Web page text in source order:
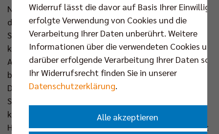
Nun dauert es keinen Monat mehr, bis endlich wieder
der Ball über das 2.43 Meter hohe Netz in der Max-
Schmeling-Halle fliegt. Die Grizzlys aus Giesen
kommen nach Berlin und beginnend mit diesem
Auftaktmatch am Freitagabend um 20.00 Uhr
befindet sich das BR Volleys Team im Dauereinsatz.
Der Schlagabtausch mit den Niedersachsen ist der
Startschuss für vollgepackte Monate bis zu einer
kurzen Weihnachtspause. Zwei Spiele pro Woche hat
Headcoach Joel Banks fortan mit seiner Mannschaft
Widerruf lässt die davor auf Basis Ihrer
erfolgte Verwendung von Cookies und die
Verarbeitung Ihrer Daten unberührt. Weitere
Informationen über die verwendeten Cookies und
darüber erfolgende Verarbeitung Ihrer Daten
Ihr Widerrufsrecht finden Sie in unserer
Datenschutzerklärung.
Alle akzeptieren